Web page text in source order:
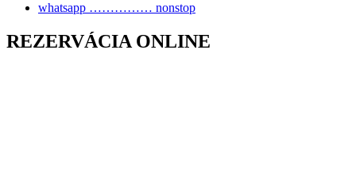
whatsapp …………… nonstop
REZERVÁCIA ONLINE